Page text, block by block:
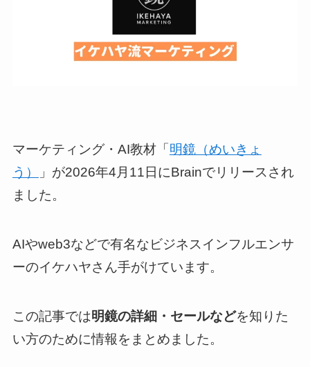
マーケティング・AI教材「 明鏡（めいきょ
う）
」が2026年4月11日にBrainでリリースされ
ました。
AIやweb3などで有名なビジネスインフルエンサ
ーのイケハヤさん手がけています。
この記事では明鏡の詳細・セールなどを知りた
い方のために情報をまとめました。